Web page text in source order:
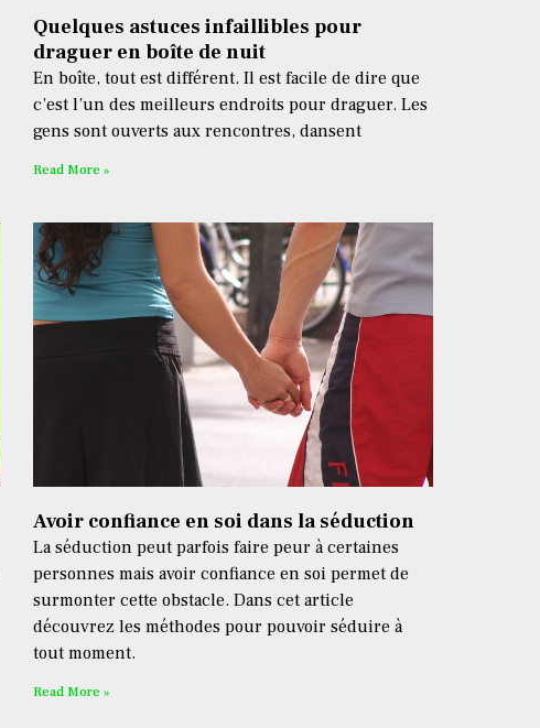
Quelques astuces infaillibles pour
draguer en boîte de nuit
En boîte, tout est différent. Il est facile de dire que
c’est l’un des meilleurs endroits pour draguer. Les
gens sont ouverts aux rencontres, dansent
Read More »
Avoir confiance en soi dans la séduction
La séduction peut parfois faire peur à certaines
personnes mais avoir confiance en soi permet de
surmonter cette obstacle. Dans cet article
découvrez les méthodes pour pouvoir séduire à
tout moment.
Read More »